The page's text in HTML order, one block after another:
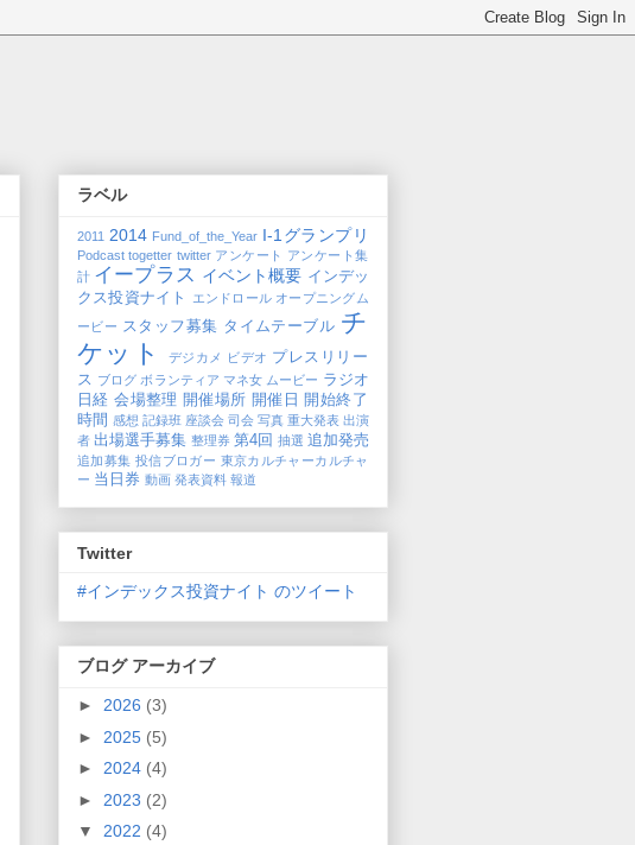
ラベル
2011 2014 Fund_of_the_Year I-1グランプリ
Podcast togetter twitter アンケート
アンケート集
計 イープラス イベント概要 インデッ
クス投資ナイト
エンドロール オープニングム
ービー スタッフ募集 タイムテーブル チ
ケット
デジカメ ビデオ プレスリリー
ス ブログ ボランティア マネ女 ムービー ラジオ
日経 会場整理 開催場所 開催日 開始終了
時間 感想 記録班 座談会 司会 写真 重大発表 出演
者 出場選手募集 整理券 第4回 抽選 追加発売
追加募集 投信ブロガー 東京カルチャーカルチャ
ー 当日券 動画 発表資料 報道
Twitter
#インデックス投資ナイト のツイート
ブログ アーカイブ
► 2026 (3)
► 2025 (5)
► 2024 (4)
► 2023 (2)
▼ 2022 (4)